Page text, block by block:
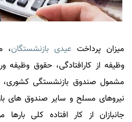
میزان پرداخت عیدی بازنشستگان،
وظیفه از کارافتادگی، حقوق
مشمول صندوق بازنشستگی کشوری،
نیروهای مسلح و سایر صندوق های
جانبازان از کار افتاده کلی بارها